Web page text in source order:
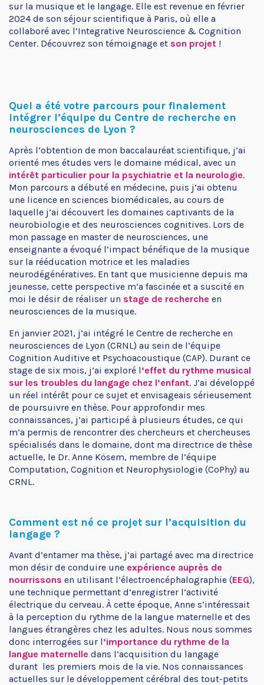
sur la musique et le langage. Elle est revenue en février
2024 de son séjour scientifique à Paris, où elle a
collaboré avec l’Integrative Neuroscience & Cognition
Center. Découvrez son témoignage et son projet !
Quel a été votre parcours pour finalement
intégrer l’équipe du Centre de recherche en
neurosciences de Lyon ?
Après l’obtention de mon baccalauréat scientifique, j’ai
orienté mes études vers le domaine médical, avec un
intérêt particulier pour la psychiatrie et la neurologie.
Mon parcours a débuté en médecine, puis j’ai obtenu
une licence en sciences biomédicales, au cours de
laquelle j’ai découvert les domaines captivants de la
neurobiologie et des neurosciences cognitives. Lors de
mon passage en master de neurosciences, une
enseignante a évoqué l’impact bénéfique de la musique
sur la rééducation motrice et les maladies
neurodégénératives. En tant que musicienne depuis ma
jeunesse, cette perspective m’a fascinée et a suscité en
moi le désir de réaliser un stage de recherche en
neurosciences de la musique.
En janvier 2021, j’ai intégré le Centre de recherche en
neurosciences de Lyon (CRNL) au sein de l’équipe
Cognition Auditive et Psychoacoustique (CAP). Durant ce
stage de six mois, j’ai exploré l‘effet du rythme musical
sur les troubles du langage chez l’enfant. J’ai développé
un réel intérêt pour ce sujet et envisageais sérieusement
de poursuivre en thèse. Pour approfondir mes
connaissances, j’ai participé à plusieurs études, ce qui
m’a permis de rencontrer des chercheurs et chercheuses
spécialisés dans le domaine, dont ma directrice de thèse
actuelle, le Dr. Anne Kösem, membre de l’équipe
Computation, Cognition et Neurophysiologie (CoPhy) au
CRNL.
Comment est né ce projet sur l’acquisition du
langage ?
Avant d’entamer ma thèse, j’ai partagé avec ma directrice
mon désir de conduire une expérience auprès de
nourrissons en utilisant l’électroencéphalographie (EEG),
une technique permettant d’enregistrer l’activité
électrique du cerveau. À cette époque, Anne s’intéressait
à la perception du rythme de la langue maternelle et des
langues étrangères chez les adultes. Nous nous sommes
donc interrogées sur l‘importance du rythme de la
langue maternelle dans l’acquisition du langage
durant les premiers mois de la vie. Nos connaissances
actuelles sur le développement cérébral des tout-petits